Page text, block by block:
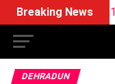
Breaking News
Prediction
DEHRADUN